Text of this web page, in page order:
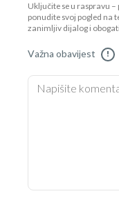
Uključite se u raspravu
ponudite svoj pogled na
zanimljiv dijalog i
Važna obavijest !